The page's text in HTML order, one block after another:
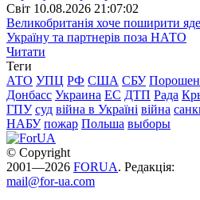
Свiт 10.08.2026 21:07:02
Великобританія хоче поширити
Україну та партнерів поза НАТО
Читати
Теги
АТО УПЦ РФ США СБУ
Донбасс Украина ЕС ДТП Рада
ГПУ суд війна в Україні війна
НАБУ пожар Польша выборы
© Copyright
2001—2026 FORUA. Редакція:
mail@for-ua.com